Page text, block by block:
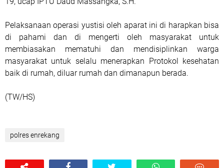
Pelaksanaan operasi yustisi oleh aparat ini di harapkan bisa
di pahami dan di mengerti oleh masyarakat untuk
membiasakan mematuhi dan mendisiplinkan warga
masyarakat untuk selalu menerapkan Protokol kesehatan
baik di rumah, diluar rumah dan dimanapun berada.
(TW/HS)
polres enrekang